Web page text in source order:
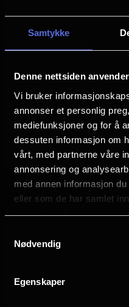
Samtykke
Denne nettsiden
Vi bruker
annonser et personlig
mediefunksjoner og for å
dessuten informasjon om
vårt, med partnerne våre
annonsering og
med annen informasjon
eller som de har samlet
tjenestene deres.
Nødvendig
Egenskaper
Christoph Waltz
Zoey Deutch
Trey Parker
Språk
EN
Sjanger
Animation
Children's Movie
Distributør
United International